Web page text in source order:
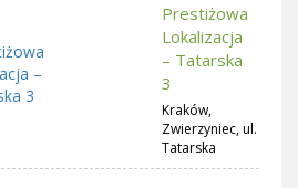
Prestiżowa
Lokalizacja
– Tatarska
3
Kraków,
Zwierzyniec, ul.
Tatarska